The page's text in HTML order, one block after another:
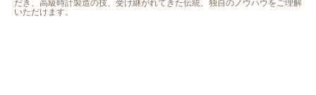
だき、高級時計製造の技、受け継がれてきた伝統、独自のノウハウをご理解
いただけます。